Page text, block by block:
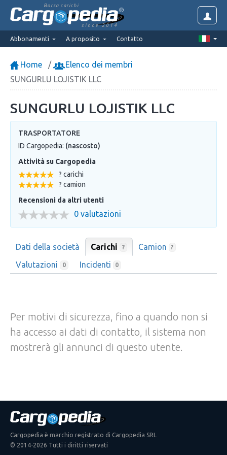
Borsa carichi
since 2014
Abbonamenti A proposito Contatto
Home
Elenco dei membri
SUNGURLU LOJISTIK LLC
SUNGURLU LOJISTIK LLC
TRASPORTATORE
ID Cargopedia: (nascosto)
Attività su Cargopedia
? carichi
? camion
Recensioni da altri utenti
0 valutazioni
Dati della società Carichi ? Camion ?
Valutazioni 0 Incidenti 0
Per motivi di sicurezza, fino a quando non si
ha accesso ai dati di contatto, il sistema non
mostrerà gli annunci di questo utente.
Cargopedia è marchio registrato di Cargopedia SRL
© 2014-2026 Tutti i diritti riservati